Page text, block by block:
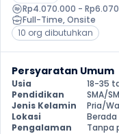
Rp4.070.000 -
Full-Time, Onsite
10 org dibutuhkan
Persyaratan Umum
Usia
18-35
Pendidikan
SMA/
Jenis Kelamin
Pria/
Lokasi
Berada
Pengalaman
Tanpa